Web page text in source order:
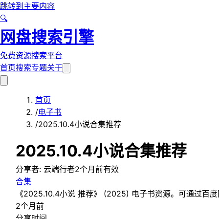
跳转到主要内容
🔍
网盘搜索引擎
免费资源搜索平台
首页搜索专题关于
首页
/电子书
/️2025.10.4小说合集推荐
️2025.10.4小说合集推荐
分享者: 云端行者2个月前有效
合集
《️2025.10.4小说 推荐》 (2025) 电子书资源。可通过百度
2个月前